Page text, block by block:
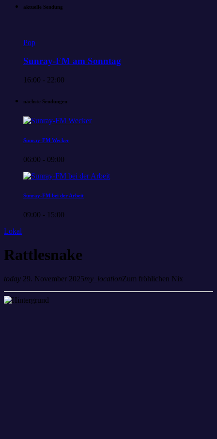
aktuelle Sendung
Pop
Sunray-FM am Sonntag
16:00 - 22:00
nächste Sendungen
Sunray-FM Wecker
06:00 - 09:00
Sunray-FM bei der Arbeit
09:00 - 15:00
Lokal
Rattlesnake
today 29. November 2025my_locationZum fröhlichen Nix